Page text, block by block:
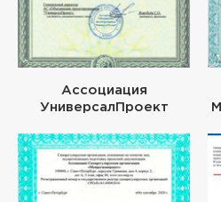
Ассоциация
УниверсалПроект